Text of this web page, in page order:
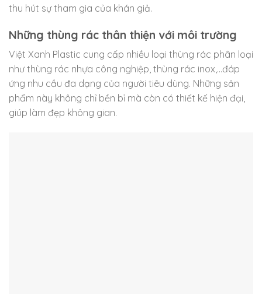
thu hút sự tham gia của khán giả.
Những thùng rác thân thiện với môi trường
Việt Xanh Plastic cung cấp nhiều loại thùng rác phân loại
như thùng rác nhựa công nghiệp, thùng rác inox,…đáp
ứng nhu cầu đa dạng của người tiêu dùng. Những sản
phẩm này không chỉ bền bỉ mà còn có thiết kế hiện đại,
giúp làm đẹp không gian.